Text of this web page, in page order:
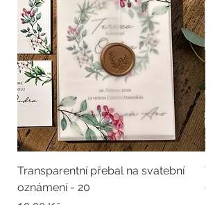
Transparentní přebal na svatební
oznámení - 20